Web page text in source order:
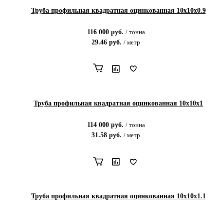
Труба профильная квадратная оцинкованная 10х10х0.9
116 000руб. / тонна
29.46 руб. / метр
Труба профильная квадратная оцинкованная 10х10х1
114 000руб. / тонна
31.58 руб. / метр
Труба профильная квадратная оцинкованная 10х10х1.1